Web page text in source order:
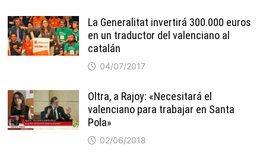
La Generalitat invertirá 300.000 euros
en un traductor del valenciano al
catalán
04/07/2017
Oltra, a Rajoy: «Necesitará el
valenciano para trabajar en Santa
Pola»
02/06/2018